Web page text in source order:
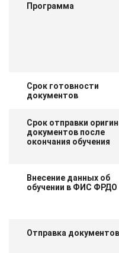
Программа
Срок готовности
документов
Срок отправки
документов после
окончания обучения
Внесение данных об
обучении в ФИС ФРДО
Отправка документов